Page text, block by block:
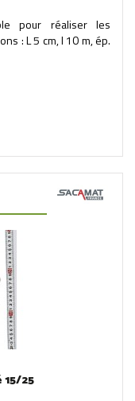
pour réaliser les
: L 5 cm, l 10 m, ép.
15/25